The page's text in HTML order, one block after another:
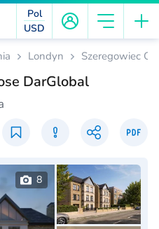
Pol
USD
Londyn Szeregowiec
DarGlobal
8